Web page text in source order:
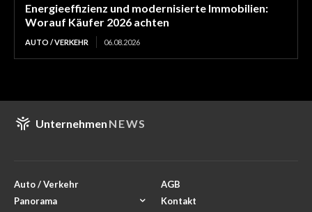
Energieeffizienz und modernisierte Immobilien:
Worauf Käufer 2026 achten
AUTO / VERKEHR 06.08.2026
Unternehmen NEWS
Auto / Verkehr
Panorama
AGB
Kontakt